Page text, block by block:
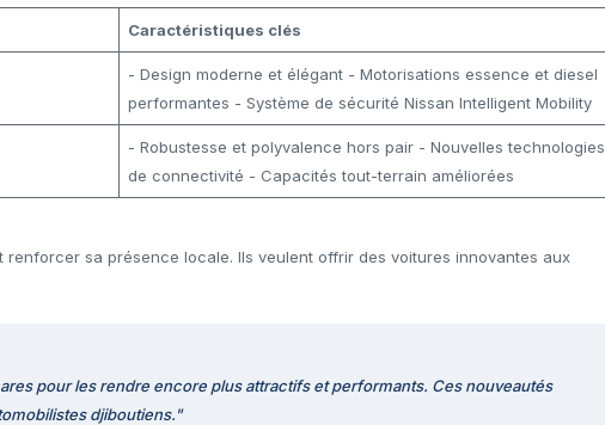
Caractéristiques clés
- Design moderne et élégant - Motorisations essence et diesel
performantes - Système de sécurité Nissan Intelligent Mobility
- Robustesse et polyvalence hors pair - Nouvelles technologies
de connectivité - Capacités tout-terrain améliorées
renforcer sa présence locale. Ils veulent offrir des voitures innovantes aux
pour les rendre encore plus attractifs et performants. Ces nouveautés
djiboutiens."